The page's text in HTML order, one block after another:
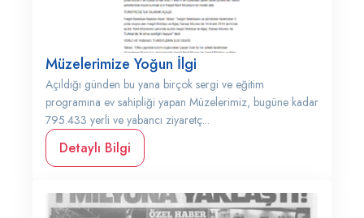
Müzelerimize Yoğun İlgi
Açıldığı günden bu yana birçok sergi ve eğitim
programına ev sahipliği yapan Müzelerimiz, bugüne kadar
795.433 yerli ve yabancı ziyaretç...
Detaylı Bilgi